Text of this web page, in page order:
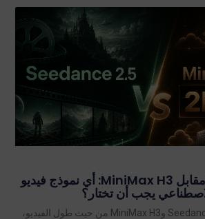
Seedance 2.5 مقابل MiniMax H3: أي نموذج فيديو
يجب أن تختار؟
قارن بين طرازي Seedance 2.5 وMiniMax H3 من حيث طول الفيديو،